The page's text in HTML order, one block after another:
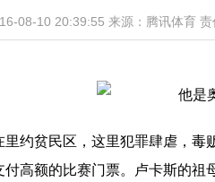
08-10 20:39:55 来源：腾讯体育 责
里约贫民区，这里犯罪肆虐，
付高额的比赛门票。卢卡斯的